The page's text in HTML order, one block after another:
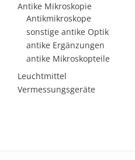
Antike Mikroskopie
Antikmikroskope
sonstige antike Optik
antike Ergänzungen
antike Mikroskopteile
Leuchtmittel
Vermessungsgeräte